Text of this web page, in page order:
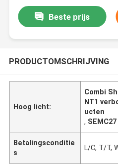
Beste prijs
PRODUCTOMSCHRIJVING
Hoog licht:
Combi
NT1
ucten
,
Betalingsconditie
s
L/C, T/T,